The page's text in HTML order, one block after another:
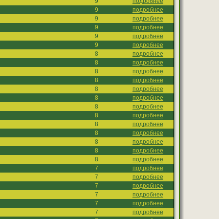
9
подробнее
9
подробнее
9
подробнее
9
подробнее
9
подробнее
8
подробнее
8
подробнее
8
подробнее
8
подробнее
8
подробнее
8
подробнее
8
подробнее
8
подробнее
8
подробнее
8
подробнее
8
подробнее
8
подробнее
8
подробнее
7
подробнее
7
подробнее
7
подробнее
7
подробнее
7
подробнее
7
подробнее